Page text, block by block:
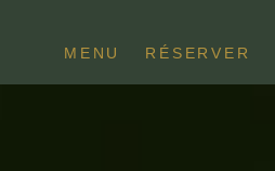
MENU RÉSERVER